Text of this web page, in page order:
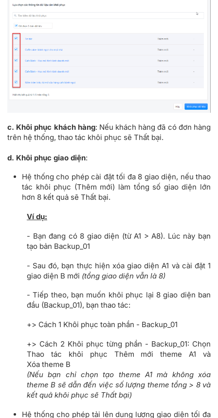
c. Khôi phục khách hàng: Nếu khách hàng đã có đơn hàng
trên hệ thống, thao tác khôi phục sẽ Thất bại.
d. Khôi phục giao diện:
Hệ thống cho phép cài đặt tối đa 8 giao diện, nếu thao
tác khôi phục (Thêm mới) làm tổng số giao diện lớn
hơn 8 kết quả sẽ Thất bại.
Ví dụ:
- Bạn đang có 8 giao diện (từ A1 > A8). Lúc này bạn
tạo bản Backup_01
- Sau đó, bạn thực hiện xóa giao diện A1 và cài đặt 1
giao diện B mới (tổng giao diện vẫn là 8)
- Tiếp theo, bạn muốn khôi phục lại 8 giao diện ban
đầu (Backup_01), bạn thao tác:
+> Cách 1 Khôi phục toàn phần - Backup_01
+> Cách 2 Khôi phục từng phần - Backup_01: Chọn
Thao tác khôi phục Thêm mới theme A1 và
Xóa theme B
(Nếu bạn chỉ chọn tạo theme A1 mà không xóa
theme B sẽ dẫn đến việc số lượng theme tổng > 8 và
kết quả khôi phục sẽ Thất bại)
Hệ thống cho phép tải lên dung lượng giao diện tối đa